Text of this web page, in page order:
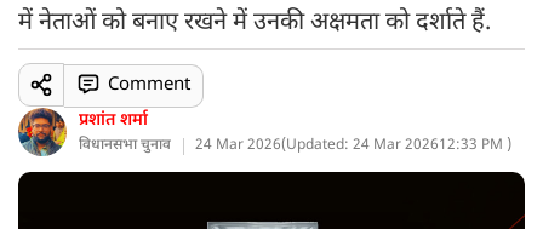
में नेताओं को बनाए रखने में उनकी अक्षमता को दर्शाते हैं.
प्रशांत शर्मा
विधानसभा चुनाव 24 Mar 2026(Updated: 24 Mar 202612:33 PM )
Comment